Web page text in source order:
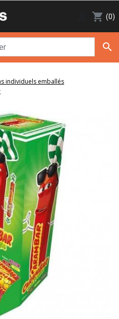
shopping_cart (0)

individuels emballés